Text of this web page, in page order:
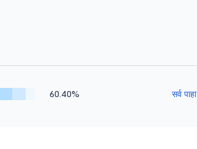
60.40% सर्व पाहा